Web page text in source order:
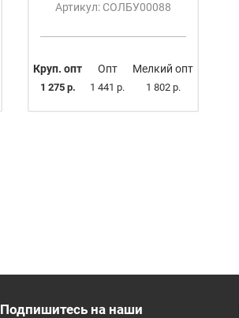
Артикул: СОЛБУ00088
Круп. опт
1 275 р.
Опт
1 441 р.
Мелкий опт
1 802 р.
Подпишитесь на наши